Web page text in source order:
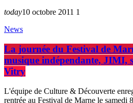
today10 octobre 2011 1
News
La journée du Festival de
musique indépendante, JIMI,
Vitry
L'équipe de Culture & Découverte
rentrée au Festival de Marne le samedi